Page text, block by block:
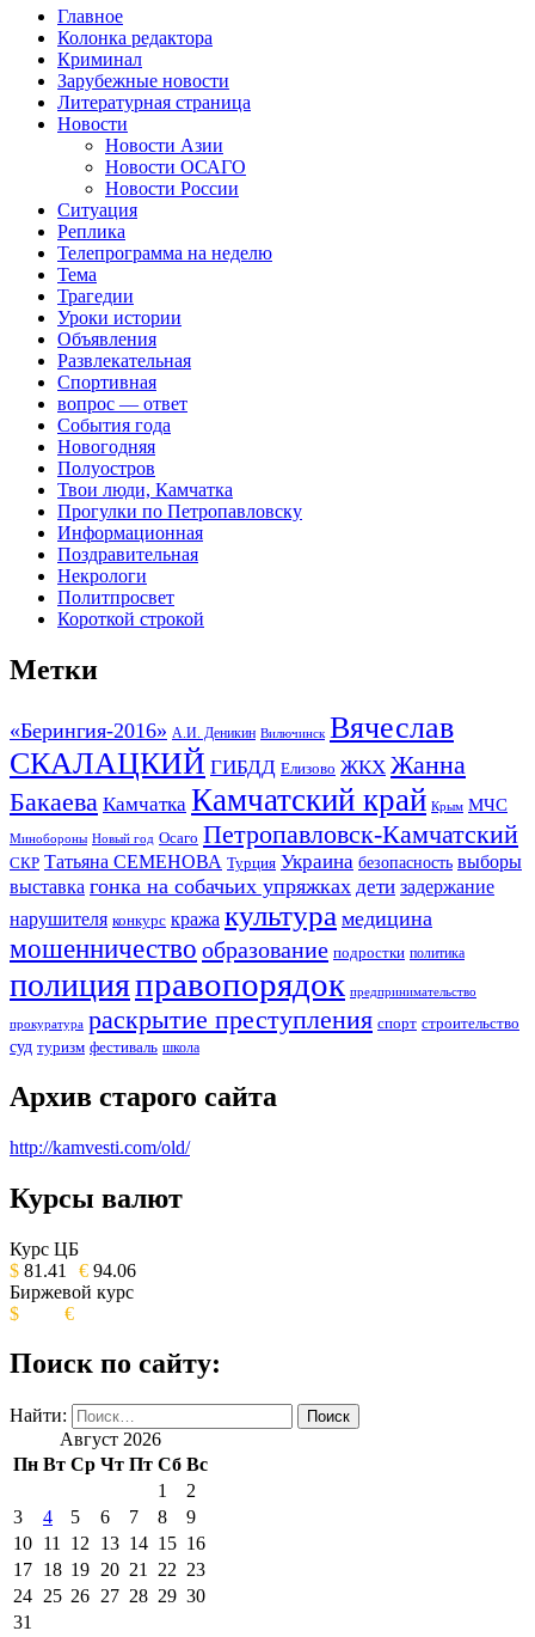
Главное
Колонка редактора
Криминал
Зарубежные новости
Литературная страница
Новости
Новости Азии
Новости ОСАГО
Новости России
Ситуация
Реплика
Телепрограмма на неделю
Тема
Трагедии
Уроки истории
Объявления
Развлекательная
Спортивная
вопрос — ответ
События года
Новогодняя
Полуостров
Твои люди, Камчатка
Прогулки по Петропавловску
Информационная
Поздравительная
Некрологи
Политпросвет
Короткой строкой
Метки
«Берингия-2016» А.И. Деникин Вилючинск Вячеслав
СКАЛАЦКИЙ ГИБДД Елизово ЖКХ Жанна
Бакаева Камчатка Камчатский край Крым МЧС
Минобороны Новый год Осаго Петропавловск-Камчатский
СКР Татьяна СЕМЕНОВА Турция Украина безопасность выборы
выставка гонка на собачьих упряжках дети задержание
нарушителя конкурс кража культура медицина
мошенничество образование подростки политика
полицияправопорядок предпринимательство
прокуратура раскрытие преступления спорт строительство
суд туризм фестиваль школа
Архив старого сайта
http://kamvesti.com/old/
ОБЩЕСТВЕННО-ПОЛИТИЧЕСКОЕ
ИЗДАНИЕ КАМЧАТСКОГО КРАЯ.
Курсы валют
Курс ЦБ
$ 81.41 € 94.06
Биржевой курс
$
€
Поиск по сайту:
Найти:
Август 2026
Пн Вт Ср Чт Пт Сб Вс
1
2
3
4 5 6 7 8
9
10 11 12 13 14 15 16
17 18 19 20 21 22 23
24 25 26 27 28 29 30
31